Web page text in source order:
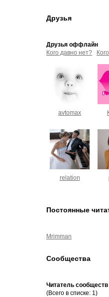
Друзья
Друзья оффлайн
Кого давно нет?
avtomax
relation
Постоянные
Mrimman
Сообщества
Читатель сообществ
(Всего в списке: 1)